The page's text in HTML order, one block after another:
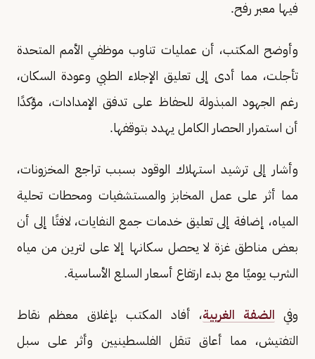
فيها معبر رفح.
وأوضح المكتب، أن عمليات تناوب موظفي الأمم المتحدة
تأجلت، مما أدى إلى تعليق الإجلاء الطبي وعودة السكان،
رغم الجهود المبذولة للحفاظ على تدفق الإمدادات، مؤكدًا
أن استمرار الحصار الكامل يهدد بتوقفها.
وأشار إلى ترشيد استهلاك الوقود بسبب تراجع المخزونات،
مما أثر على عمل المخابز والمستشفيات ومحطات تحلية
المياه، إضافة إلى تعليق خدمات جمع النفايات، لافتًا إلى أن
بعض مناطق غزة لا يحصل سكانها إلا على لترين من مياه
الشرب يوميًا مع بدء ارتفاع أسعار السلع الأساسية.
وفي الضفة الغربية، أفاد المكتب بإغلاق معظم نقاط
التفتيش، مما أعاق تنقل الفلسطينيين وأثر على سبل